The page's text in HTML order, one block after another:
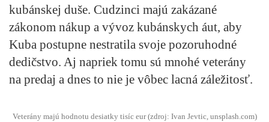
kubánskej duše. Cudzinci majú zakázané
zákonom nákup a vývoz kubánskych áut, aby
Kuba postupne nestratila svoje pozoruhodné
dedičstvo. Aj napriek tomu sú mnohé veterány
na predaj a dnes to nie je vôbec lacná záležitosť.
Veterány majú hodnotu desiatky tisíc eur (zdroj: Ivan Jevtic, unsplash.com)